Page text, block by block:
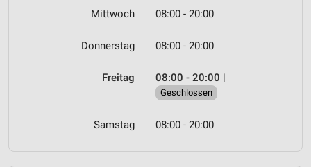
Mittwoch 08:00 - 20:00
Donnerstag 08:00 - 20:00
Freitag 08:00 - 20:00 |
Geschlossen
Samstag 08:00 - 20:00